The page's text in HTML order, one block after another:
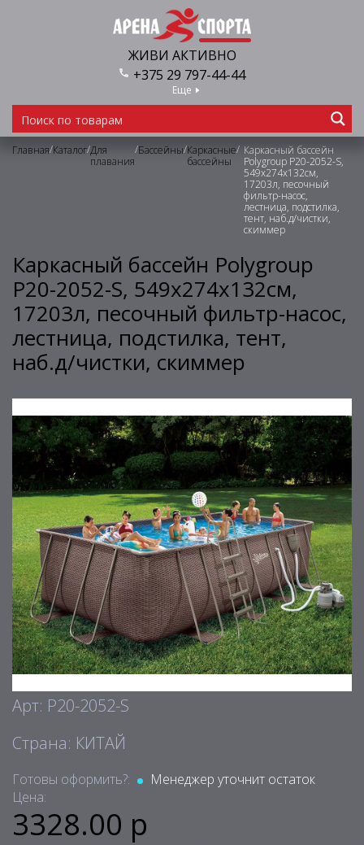
ЖИВИ АКТИВНО
+375 29 797-44-44
Еще
Главная/Каталог/Для
плавания
/Бассейны/Каркасные
бассейны
/ Каркасный бассейн
Polygroup P20-2052-S,
549х274х132см,
17203л, песочный
фильтр-насос,
лестница, подстилка,
тент, наб.д/чистки,
скиммер
Каркасный бассейн Polygroup
P20-2052-S, 549х274х132см,
17203л, песочный фильтр-насос,
лестница, подстилка, тент,
наб.д/чистки, скиммер
Арт: P20-2052-S
Страна: КИТАЙ
Готовы оформить?:
Менеджер уточнит остаток
Цена:
3328.00 р